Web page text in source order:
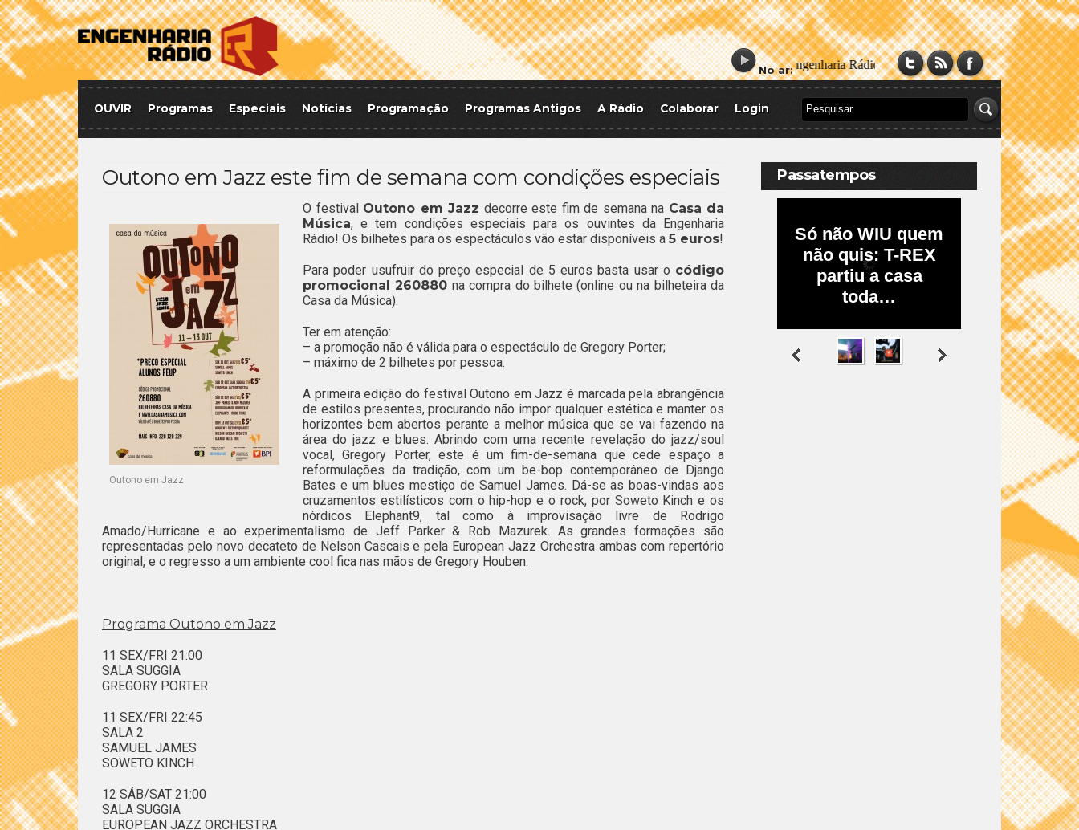
No ar:
OUVIR Programas Especiais Notícias Programação Programas Antigos A Rádio Colaborar Login
Outono em Jazz este fim de semana com condições especiais
Outono em Jazz
O festival Outono em Jazz decorre este fim de semana na Casa da
Música, e tem condições especiais para os ouvintes da Engenharia
Rádio! Os bilhetes para os espectáculos vão estar disponíveis a 5 euros!
Para poder usufruir do preço especial de 5 euros basta usar o código
promocional 260880 na compra do bilhete (online ou na bilheteira da
Casa da Música).
Ter em atenção:
– a promoção não é válida para o espectáculo de Gregory Porter;
– máximo de 2 bilhetes por pessoa.
A primeira edição do festival Outono em Jazz é marcada pela abrangência
de estilos presentes, procurando não impor qualquer estética e manter os
horizontes bem abertos perante a melhor música que se vai fazendo na
área do jazz e blues. Abrindo com uma recente revelação do jazz/soul
vocal, Gregory Porter, este é um fim-de-semana que cede espaço a
reformulações da tradição, com um be-bop contemporâneo de Django
Bates e um blues mestiço de Samuel James. Dá-se as boas-vindas aos
cruzamentos estilísticos com o hip-hop e o rock, por Soweto Kinch e os
nórdicos Elephant9, tal como à improvisação livre de Rodrigo
Amado/Hurricane e ao experimentalismo de Jeff Parker & Rob Mazurek. As grandes formações são
representadas pelo novo decateto de Nelson Cascais e pela European Jazz Orchestra ambas com repertório
original, e o regresso a um ambiente cool fica nas mãos de Gregory Houben.
Programa Outono em Jazz
11 SEX/FRI 21:00
SALA SUGGIA
GREGORY PORTER
11 SEX/FRI 22:45
SALA 2
SAMUEL JAMES
SOWETO KINCH
12 SÁB/SAT 21:00
SALA SUGGIA
EUROPEAN JAZZ ORCHESTRA
Passatempos